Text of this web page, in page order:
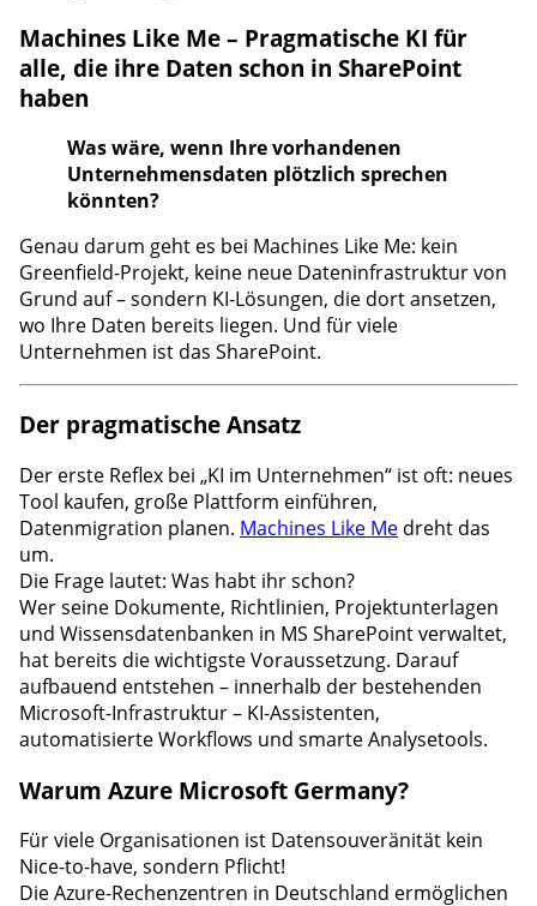
Machines Like Me – Pragmatische KI für
alle, die ihre Daten schon in SharePoint
haben
Was wäre, wenn Ihre vorhandenen
Unternehmensdaten plötzlich sprechen
könnten?
Genau darum geht es bei Machines Like Me: kein
Greenfield-Projekt, keine neue Dateninfrastruktur von
Grund auf – sondern KI-Lösungen, die dort ansetzen,
wo Ihre Daten bereits liegen. Und für viele
Unternehmen ist das SharePoint.
Der pragmatische Ansatz
Der erste Reflex bei „KI im Unternehmen“ ist oft: neues
Tool kaufen, große Plattform einführen,
Datenmigration planen. Machines Like Me dreht das
um.
Die Frage lautet: Was habt ihr schon?
Wer seine Dokumente, Richtlinien, Projektunterlagen
und Wissensdatenbanken in MS SharePoint verwaltet,
hat bereits die wichtigste Voraussetzung. Darauf
aufbauend entstehen – innerhalb der bestehenden
Microsoft-Infrastruktur – KI-Assistenten,
automatisierte Workflows und smarte Analysetools.
Warum Azure Microsoft Germany?
Für viele Organisationen ist Datensouveränität kein
Nice-to-have, sondern Pflicht!
Die Azure-Rechenzentren in Deutschland ermöglichen